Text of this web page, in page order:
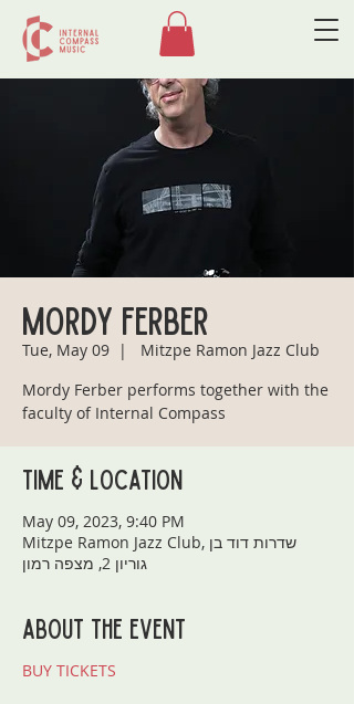
Mordy Ferber
Tue, May 09
  |
Mitzpe Ramon Jazz Club
Mordy Ferber performs together with the
faculty of Internal Compass
Time & Location
May 09, 2023, 9:40 PM
Mitzpe Ramon Jazz Club, שדרות דוד בן
גוריון 2, מצפה רמון
About the event
BUY TICKETS